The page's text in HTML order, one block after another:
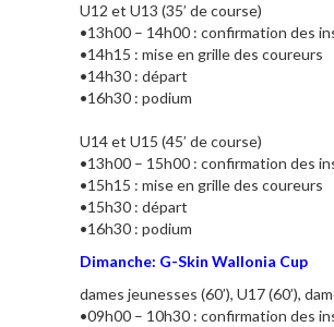
U12 et U13 (35’ de course)
•13h00 – 14h00 : confirmation des
•14h15 : mise en grille des coureurs
•14h30 : départ
•16h30 : podium
U14 et U15 (45’ de course)
•13h00 – 15h00 : confirmation des
•15h15 : mise en grille des coureurs
•15h30 : départ
•16h30 : podium
Dimanche: G-Skin Wallonia Cup
dames jeunesses (60’), U17 (60’),
•09h00 – 10h30 : confirmation des